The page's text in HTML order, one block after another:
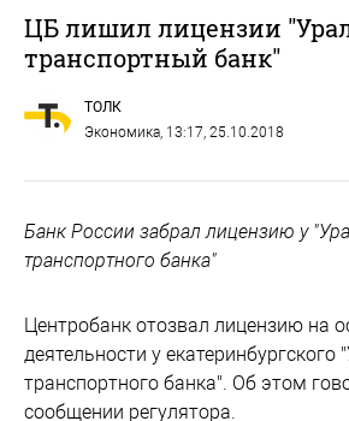
ЦБ лишил лицензии
транспортный банк"
ТОЛК
Экономика, 13:17, 25.10.2018
Банк России забрал лицензию у
транспортного банка"
Центробанк отозвал лицензию на
деятельности у екатеринбургского
транспортного банка". Об этом
сообщении регулятора.